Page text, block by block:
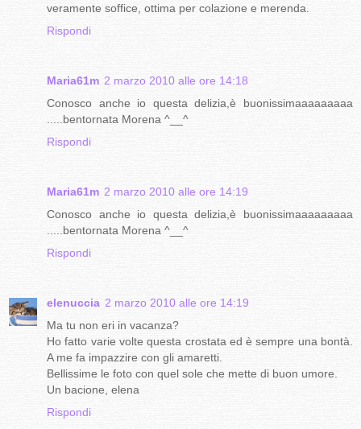
veramente soffice, ottima per colazione e merenda.
Rispondi
Maria61m 2 marzo 2010 alle ore 14:18
Conosco anche io questa delizia,è buonissimaaaaaaaaa
.....bentornata Morena ^__^
Rispondi
Maria61m 2 marzo 2010 alle ore 14:19
Conosco anche io questa delizia,è buonissimaaaaaaaaa
.....bentornata Morena ^__^
Rispondi
elenuccia 2 marzo 2010 alle ore 14:19
Ma tu non eri in vacanza?
Ho fatto varie volte questa crostata ed è sempre una bontà.
A me fa impazzire con gli amaretti.
Bellissime le foto con quel sole che mette di buon umore.
Un bacione, elena
Rispondi